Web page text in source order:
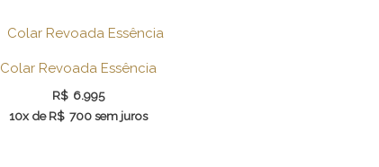
Colar Revoada Essência
R$ 6.995
10x deR$ 700 sem juros